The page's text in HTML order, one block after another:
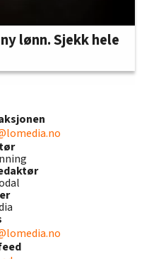
lønn. Sjekk hele